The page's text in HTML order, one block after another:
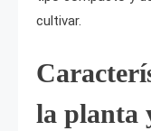
cultivar.
la planta